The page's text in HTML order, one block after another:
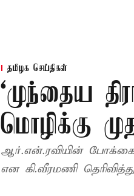
தமிழக செய்திகள்
‘முந்தைய
மொழிக்கு
ஆர்.என்.ரவியின் போக்கை
என கி.வீரமணி